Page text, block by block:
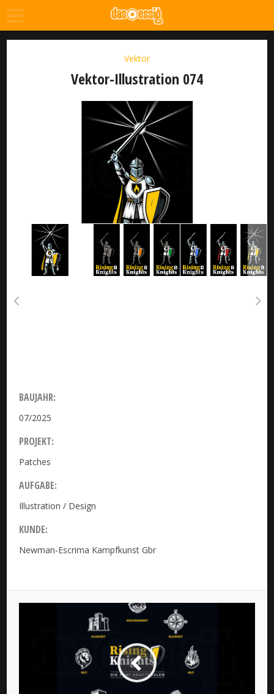
Vektor
Vektor-Illustration 074
BAUJAHR:
07/2025
PROJEKT:
Patches
AUFGABE:
Illustration / Design
KUNDE:
Newman-Escrima Kampfkunst Gbr